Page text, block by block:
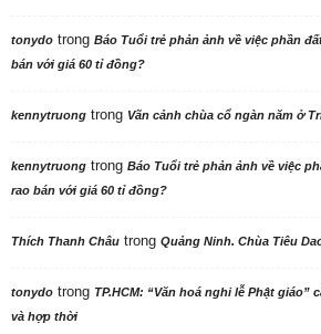
tonydo trong Báo Tuổi trẻ phản ảnh về việc phần
bán với giá 60 tỉ đồng?
kennytruong trong Vãn cảnh chùa cổ ngàn năm ở
kennytruong trong Báo Tuổi trẻ phản ảnh về việc
rao bán với giá 60 tỉ đồng?
Thích Thanh Châu trong Quảng Ninh. Chùa Tiêu
tonydo trong TP.HCM: “Văn hoá nghi lễ Phật giáo”
và hợp thời